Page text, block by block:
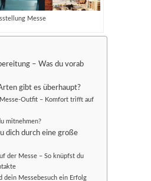
Messe
– Was du vorab
gibt es überhaupt?
Outfit – Komfort trifft auf
mitnehmen?
dich durch eine große
der Messe – So knüpfst du
dein Messebesuch ein Erfolg